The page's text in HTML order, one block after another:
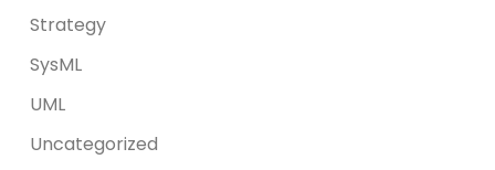
Strategy
SysML
UML
Uncategorized